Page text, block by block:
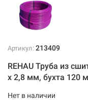
Артикул: 213409
REHAU Труба из
x 2,8 мм, бухта 120
Нет в наличии